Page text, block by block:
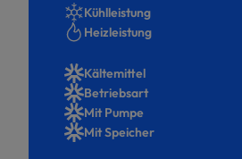
Kühlleistung
Heizleistung
Kältemittel
Betriebsart
Mit Pumpe
Mit Speicher